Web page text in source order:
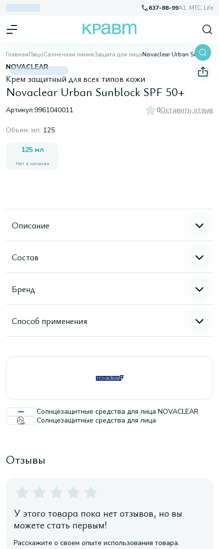
637-88-99A1, МТС, Life
ГлавнаяЛицоСолнечная линияЗащита для лица Novaclear Urban Sunblock SPF 50+
NOVACLEAR
Крем защитный для всех типов кожи
Novaclear Urban Sunblock SPF 50+
Артикул:9961040011 0Оставить отзыв
Объем, мл: 125
125 мл
Нет в наличии
Описание
Состав
Бренд
Способ применения
Солнцезащитные средства для лица NOVACLEAR
Солнцезащитные средства для лица
Отзывы
У этого товара пока нет отзывов, но вы
можете стать первым!
Расскажите о своем опыте использования товара.